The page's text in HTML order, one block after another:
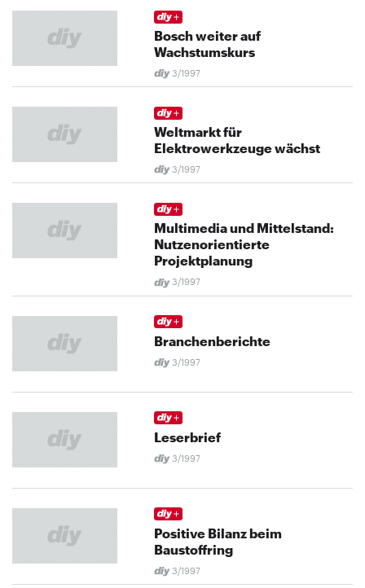
Bosch weiter auf
Wachstumskurs
3/1997
Weltmarkt für
Elektrowerkzeuge wächst
3/1997
Multimedia und Mittelstand:
Nutzenorientierte
Projektplanung
3/1997
Branchenberichte
3/1997
Leserbrief
3/1997
Positive Bilanz beim
Baustoffring
3/1997